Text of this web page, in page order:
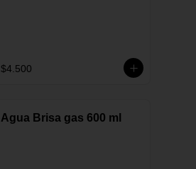
$4.500
Agua Brisa gas 600 ml